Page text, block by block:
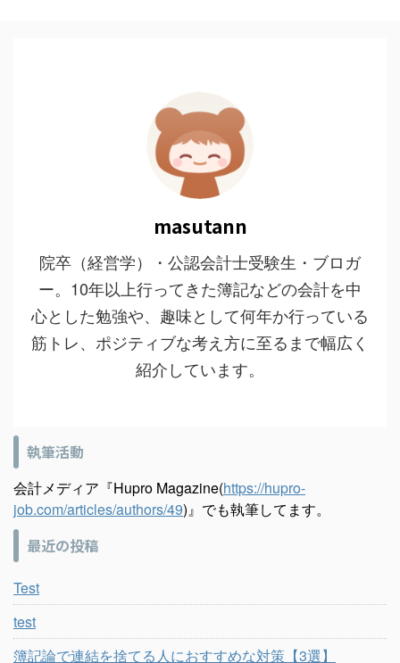
masutann
院卒（経営学）・公認会計士受験生・ブロガ
ー。10年以上行ってきた簿記などの会計を中
心とした勉強や、趣味として何年か行っている
筋トレ、ポジティブな考え方に至るまで幅広く
紹介しています。
執筆活動
会計メディア『Hupro Magazine(https://hupro-
job.com/articles/authors/49)』でも執筆してます。
最近の投稿
Test
test
簿記論で連結を捨てる人におすすめな対策【3選】